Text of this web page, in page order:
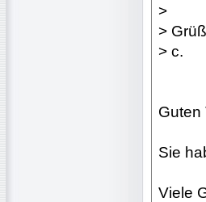
>
>
> c.
Guten
Sie
Viele